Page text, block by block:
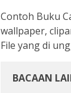
Contoh Buku
wallpaper,
File yang di
BACAAN